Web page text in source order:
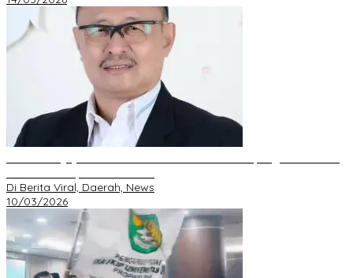
Di Berita Viral, Daerah, News
10/03/2026